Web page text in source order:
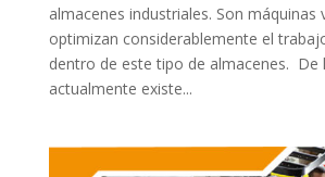
almacenes industriales. Son máquinas
optimizan considerablemente el
dentro de este tipo de almacenes. De
actualmente existe...